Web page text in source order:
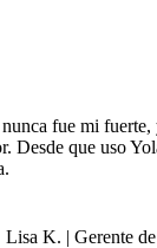
fue mi fuerte,
Desde que uso
Lisa K. | Gerente